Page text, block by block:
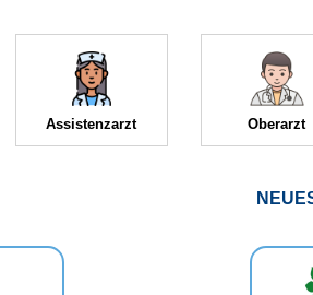
Assistenzarzt Oberarzt